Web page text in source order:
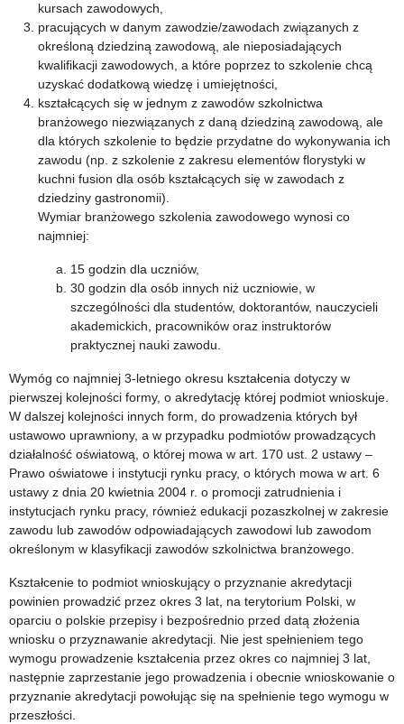
kursach zawodowych,
pracujących w danym zawodzie/zawodach związanych z
określoną dziedziną zawodową, ale nieposiadających
kwalifikacji zawodowych, a które poprzez to szkolenie chcą
uzyskać dodatkową wiedzę i umiejętności,
kształcących się w jednym z zawodów szkolnictwa
branżowego niezwiązanych z daną dziedziną zawodową, ale
dla których szkolenie to będzie przydatne do wykonywania ich
zawodu (np. z szkolenie z zakresu elementów florystyki w
kuchni fusion dla osób kształcących się w zawodach z
dziedziny gastronomii).
Wymiar branżowego szkolenia zawodowego wynosi co
najmniej:
15 godzin dla uczniów,
30 godzin dla osób innych niż uczniowie, w
szczególności dla studentów, doktorantów, nauczycieli
akademickich, pracowników oraz instruktorów
praktycznej nauki zawodu.
Wymóg co najmniej 3-letniego okresu kształcenia dotyczy w
pierwszej kolejności formy, o akredytację której podmiot wnioskuje.
W dalszej kolejności innych form, do prowadzenia których był
ustawowo uprawniony, a w przypadku podmiotów prowadzących
działalność oświatową, o której mowa w art. 170 ust. 2 ustawy –
Prawo oświatowe i instytucji rynku pracy, o których mowa w art. 6
ustawy z dnia 20 kwietnia 2004 r. o promocji zatrudnienia i
instytucjach rynku pracy, również edukacji pozaszkolnej w zakresie
zawodu lub zawodów odpowiadających zawodowi lub zawodom
określonym w klasyfikacji zawodów szkolnictwa branżowego.
Kształcenie to podmiot wnioskujący o przyznanie akredytacji
powinien prowadzić przez okres 3 lat, na terytorium Polski, w
oparciu o polskie przepisy i bezpośrednio przed datą złożenia
wniosku o przyznawanie akredytacji. Nie jest spełnieniem tego
wymogu prowadzenie kształcenia przez okres co najmniej 3 lat,
następnie zaprzestanie jego prowadzenia i obecnie wnioskowanie o
przyznanie akredytacji powołując się na spełnienie tego wymogu w
przeszłości.